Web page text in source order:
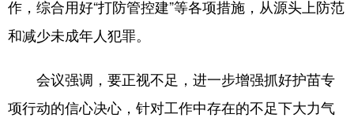
作，综合用好“打防管控建”等各项措施，从源头上防范
和减少未成年人犯罪。
会议强调，要正视不足，进一步增强抓好护苗专
项行动的信心决心，针对工作中存在的不足下大力气